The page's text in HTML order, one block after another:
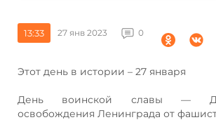
13:33 27 янв 2023 0
Этот день в истории – 27 января
День воинской славы —
освобождения Ленинграда от